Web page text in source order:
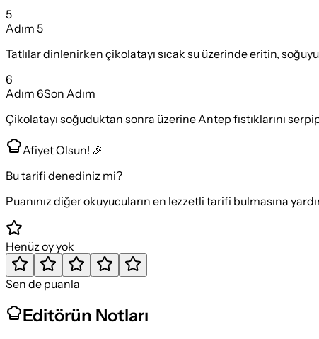
5
Adım 5
Tatlılar dinlenirken çikolatayı sıcak su üzerinde eritin,
6
Adım 6Son Adım
Çikolatayı soğuduktan sonra üzerine Antep fıstıklarını
Afiyet Olsun! 🎉
Bu tarifi denediniz mi?
Puanınız diğer okuyucuların en lezzetli tarifi bulmasına
Henüz oy yok
Sen de puanla
Editörün Notları